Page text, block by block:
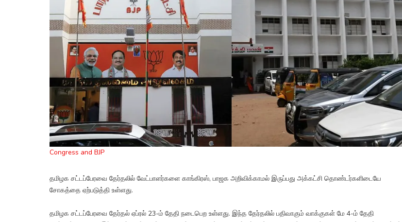
Congress and BJP
தமிழக சட்டப்பேரவை தேர்தலில் வேட்பாளர்களை காங்கிரஸ், பாஜக அறிவிக்காமல் இருப்பது அக்கட்சி தொண்டர்களிடையே
சோகத்தை ஏற்படுத்தி உள்ளது.
தமிழக சட்டப்பேரவை தேர்தல் ஏப்ரல் 23-ம் தேதி நடைபெற உள்ளது. இந்த தேர்தலில் பதிவாகும் வாக்குகள் மே 4-ம் தேதி